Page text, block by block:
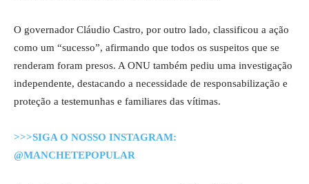
O governador Cláudio Castro, por outro lado, classificou a ação
como um “sucesso”, afirmando que todos os suspeitos que se
renderam foram presos. A ONU também pediu uma investigação
independente, destacando a necessidade de responsabilização e
proteção a testemunhas e familiares das vítimas.
>>>SIGA O NOSSO INSTAGRAM:
@MANCHETEPOPULAR